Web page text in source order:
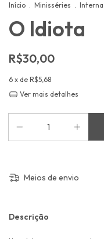
Início . Minisséries .
O Idiota
R$30,00
6 x de R$5,68
Ver mais detalhes
Meios de envio
Descrição